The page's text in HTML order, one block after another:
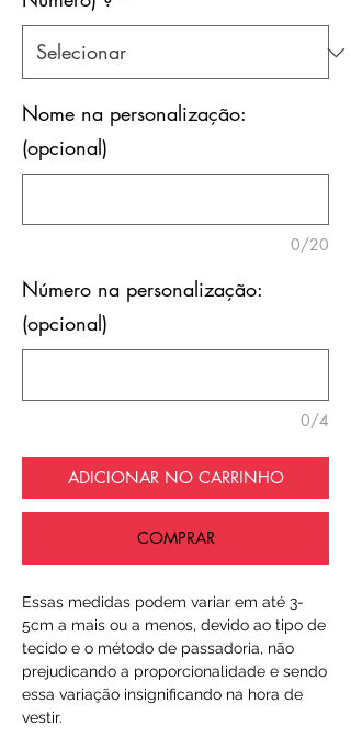
Nome na personalização:
(opcional)
0/20
Número na personalização:
(opcional)
0/4
ADICIONAR NO CARRINHO
COMPRAR
Essas medidas podem variar em até 3-
5cm a mais ou a menos, devido ao tipo de
tecido e o método de passadoria, não
prejudicando a proporcionalidade e sendo
essa variação insignificando na hora de
vestir.